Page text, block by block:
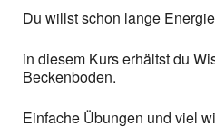
Du willst schon lange
in diesem Kurs erhältst du
Beckenboden.
Einfache Übungen und viel